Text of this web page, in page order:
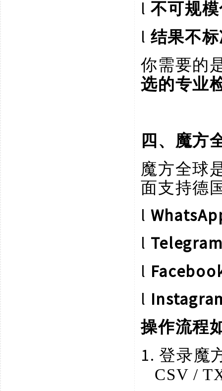
l 不可规
l 结果不
你需要的
选的专业
四、魔方
魔方全球
面支持德
l
l
l
l
操作流程
1.登录魔
CSV /